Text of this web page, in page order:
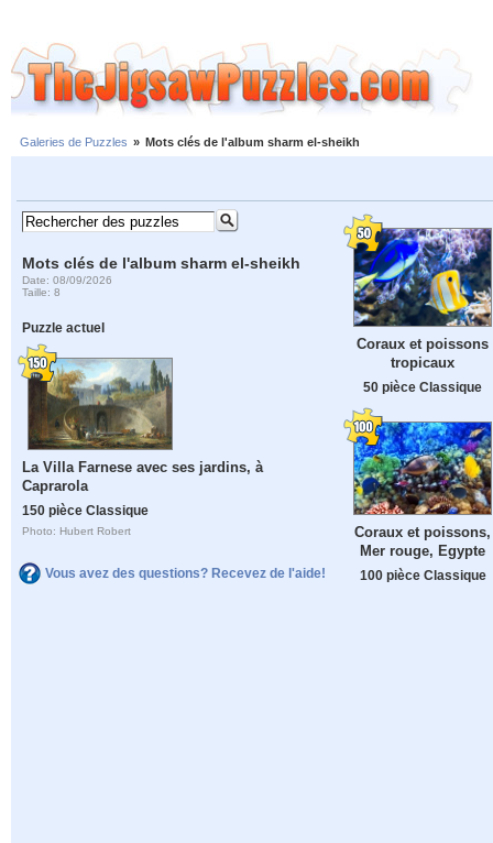
Galeries de Puzzles » Mots clés de l'album sharm el-sheikh
Mots clés de l'album sharm el-sheikh
Date: 08/09/2026
Taille: 8
Puzzle actuel
La Villa Farnese avec ses jardins, à
Caprarola
150 pièce Classique
Photo: Hubert Robert
Vous avez des questions? Recevez de l'aide!
Coraux et poissons
tropicaux
50 pièce Classique
Coraux et poissons,
Mer rouge, Egypte
100 pièce Classique